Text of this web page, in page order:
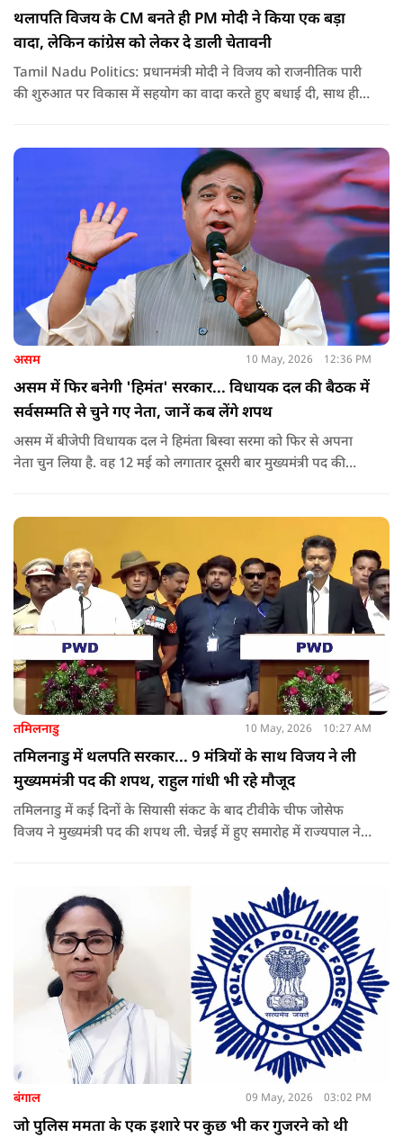
थलापति विजय के CM बनते ही PM मोदी ने किया एक बड़ा
वादा, लेकिन कांग्रेस को लेकर दे डाली चेतावनी
Tamil Nadu Politics: प्रधानमंत्री मोदी ने विजय को राजनीतिक पारी
की शुरुआत पर विकास में सहयोग का वादा करते हुए बधाई दी, साथ ही
असम 10 May, 2026 12:36 PM
असम में फिर बनेगी 'हिमंत' सरकार... विधायक दल की बैठक में
सर्वसम्मति से चुने गए नेता, जानें कब लेंगे शपथ
असम में बीजेपी विधायक दल ने हिमंता बिस्वा सरमा को फिर से अपना
नेता चुन लिया है. वह 12 मई को लगातार दूसरी बार मुख्यमंत्री पद की
तमिलनाडु 10 May, 2026 10:27 AM
तमिलनाडु में थलपति सरकार... 9 मंत्रियों के साथ विजय ने ली
मुख्यममंत्री पद की शपथ, राहुल गांधी भी रहे मौजूद
तमिलनाडु में कई दिनों के सियासी संकट के बाद टीवीके चीफ जोसेफ
विजय ने मुख्यमंत्री पद की शपथ ली. चेन्नई में हुए समारोह में राज्यपाल ने
बंगाल 09 May, 2026 03:02 PM
जो पुलिस ममता के एक इशारे पर कुछ भी कर गुजरने को थी